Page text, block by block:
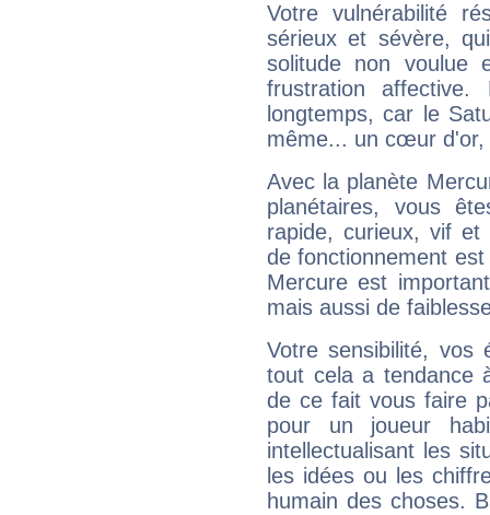
Votre vulnérabilité
sérieux et sévère,
solitude non voulue
frustration
longtemps, car le
même... un cœur d'or,
Avec la planète
planétaires, vous
rapide, curieux, vif et
de fonctionnement
Mercure est
mais aussi de
Votre sensibilité,
tout cela a tendance
de ce fait vous faire
pour un joueur
intellectualisant les
les idées ou les
humain des choses.